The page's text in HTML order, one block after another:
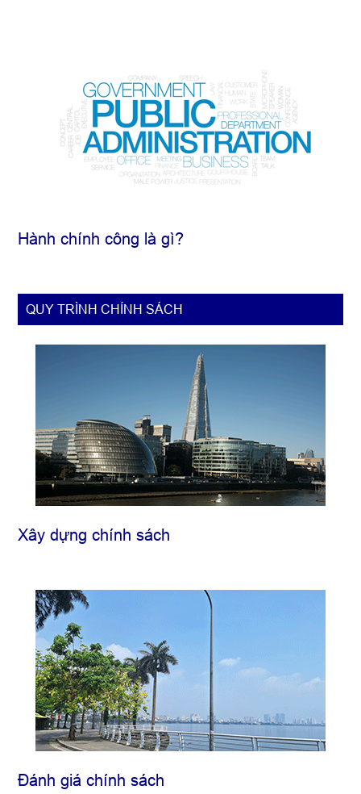
Hành chính công là gì?
QUY TRÌNH CHÍNH SÁCH
Xây dựng chính sách
Đánh giá chính sách